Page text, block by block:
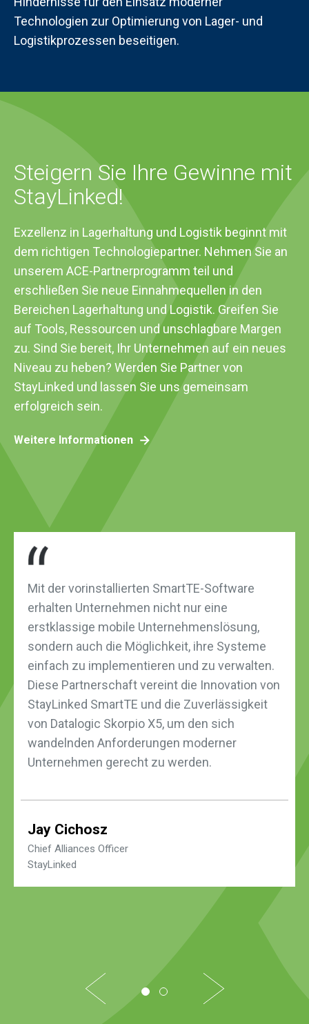
Technologien zur Optimierung von Lager- und
Logistikprozessen beseitigen.
Steigern Sie Ihre Gewinne mit
StayLinked!
Exzellenz in Lagerhaltung und Logistik beginnt mit
dem richtigen Technologiepartner. Nehmen Sie an
unserem ACE-Partnerprogramm teil und
erschließen Sie neue Einnahmequellen in den
Bereichen Lagerhaltung und Logistik. Greifen Sie
auf Tools, Ressourcen und unschlagbare Margen
zu. Sind Sie bereit, Ihr Unternehmen auf ein neues
Niveau zu heben? Werden Sie Partner von
StayLinked und lassen Sie uns gemeinsam
erfolgreich sein.
Weitere Informationen
Mit der vorinstallierten SmartTE-Software
erhalten Unternehmen nicht nur eine
erstklassige mobile Unternehmenslösung,
sondern auch die Möglichkeit, ihre Systeme
einfach zu implementieren und zu verwalten.
Diese Partnerschaft vereint die Innovation von
StayLinked SmartTE und die Zuverlässigkeit
von Datalogic Skorpio X5, um den sich
wandelnden Anforderungen moderner
Unternehmen gerecht zu werden.
Jay Cichosz
Chief Alliances Officer
StayLinked
1 2